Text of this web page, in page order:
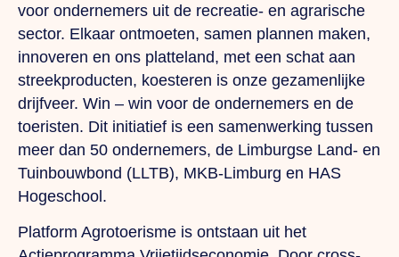
voor ondernemers uit de recreatie- en agrarische
sector. Elkaar ontmoeten, samen plannen maken,
innoveren en ons platteland, met een schat aan
streekproducten, koesteren is onze gezamenlijke
drijfveer. Win – win voor de ondernemers en de
toeristen. Dit initiatief is een samenwerking tussen
meer dan 50 ondernemers, de Limburgse Land- en
Tuinbouwbond (LLTB), MKB-Limburg en HAS
Hogeschool.
Platform Agrotoerisme is ontstaan uit het